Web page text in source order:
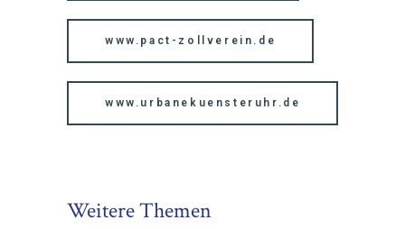
www.pact-zollverein.de
www.urbanekuensteruhr.de
Weitere Themen